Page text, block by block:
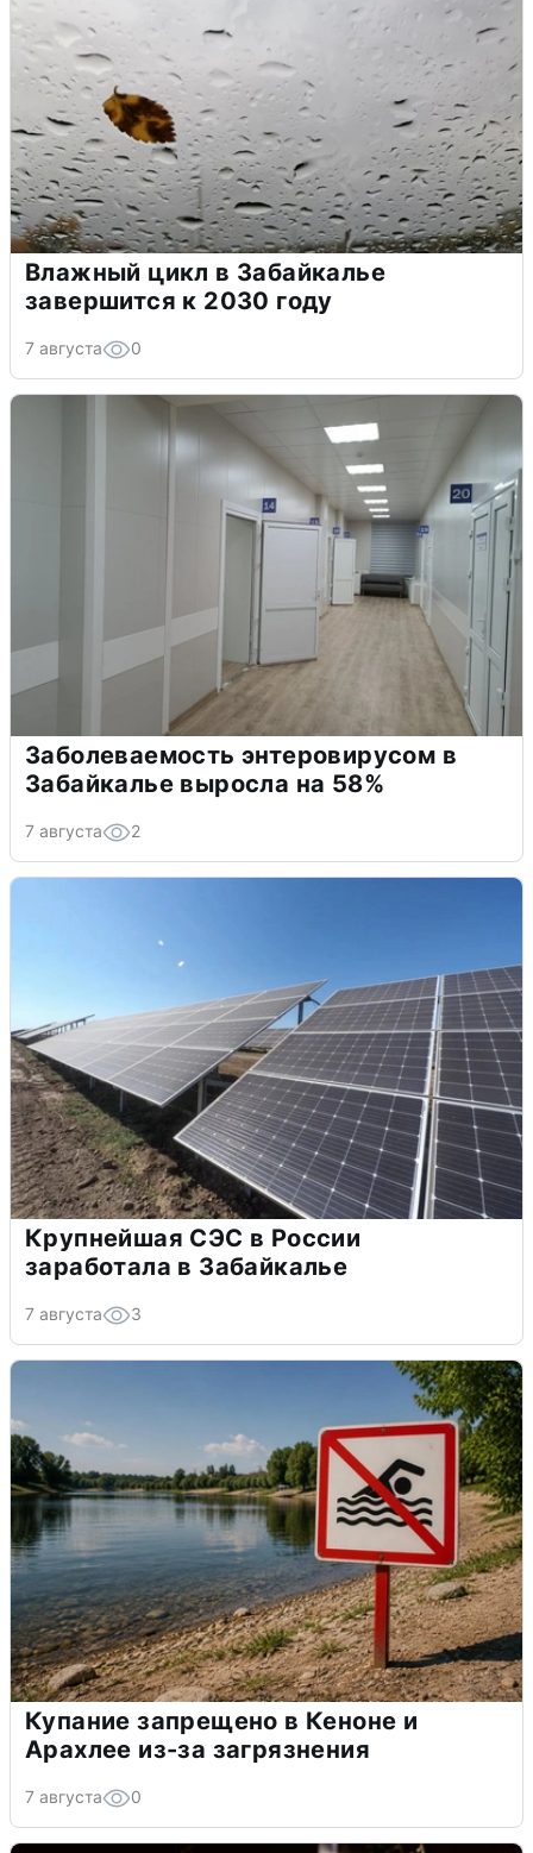
Влажный цикл в Забайкалье
завершится к 2030 году
7 августа 0
Заболеваемость энтеровирусом в
Забайкалье выросла на 58%
7 августа 2
Крупнейшая СЭС в России
заработала в Забайкалье
7 августа 3
Купание запрещено в Кеноне и
Арахлее из-за загрязнения
7 августа 0